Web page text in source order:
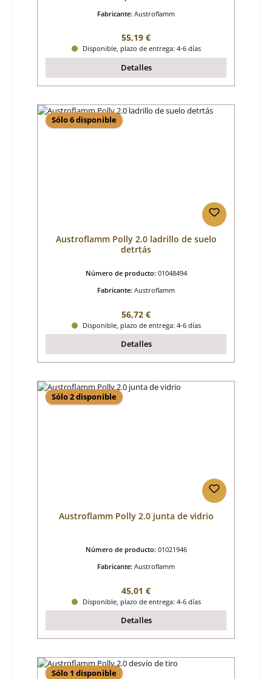
Fabricante: Austroflamm
Precio normal:
55,19 €
Disponible, plazo de entrega: 4-6 días
Detalles
Sólo 6 disponible
Austroflamm Polly 2.0 ladrillo de suelo
detrtás
Número de producto: 01048494
Fabricante: Austroflamm
Precio normal:
56,72 €
Disponible, plazo de entrega: 4-6 días
Detalles
Sólo 2 disponible
Austroflamm Polly 2.0 junta de vidrio
Número de producto: 01021946
Fabricante: Austroflamm
Precio normal:
45,01 €
Disponible, plazo de entrega: 4-6 días
Detalles
Sólo 1 disponible